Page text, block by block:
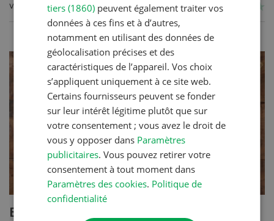
VERS LA RECETTE
Blancs de poulet sauce épinards à la
tiers (1860) peuvent également traiter vos
données à ces fins et à d’autres,
notamment en utilisant des données de
géolocalisation précises et des
caractéristiques de l’appareil. Vos choix
s’appliquent uniquement à ce site web.
Certains fournisseurs peuvent se fonder
sur leur intérêt légitime plutôt que sur
votre consentement ; vous avez le droit de
vous y opposer dans Paramètres
publicitaires. Vous pouvez retirer votre
consentement à tout moment dans
Paramètres des cookies. Politique de
confidentialité